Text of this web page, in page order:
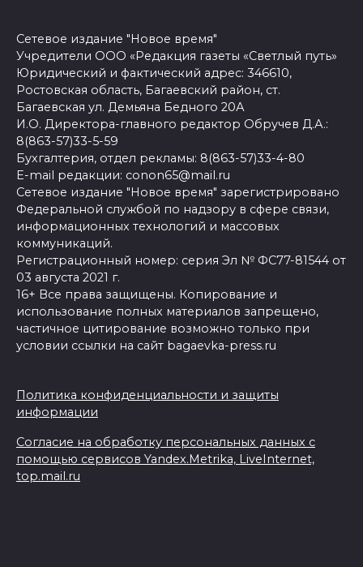
Сетевое издание "Новое время"
Учредители ООО «Редакция газеты «Светлый путь»
Юридический и фактический адрес: 346610,
Ростовская область, Багаевский район, ст.
Багаевская ул. Демьяна Бедного 20А
И.О. Директора-главного редактор Обручев Д.А.:
8(863-57)33-5-59
Бухгалтерия, отдел рекламы: 8(863-57)33-4-80
E-mail редакции: conon65@mail.ru
Сетевое издание "Новое время" зарегистрировано
Федеральной службой по надзору в сфере связи,
информационных технологий и массовых
коммуникаций.
Регистрационный номер: серия Эл № ФС77-81544 от
03 августа 2021 г.
16+ Все права защищены. Копирование и
использование полных материалов запрещено,
частичное цитирование возможно только при
условии ссылки на сайт bagaevka-press.ru
Политика конфиденциальности и защиты
информации
Согласие на обработку персональных данных с
помощью сервисов Yandex.Metrika, LiveInternet,
top.mail.ru